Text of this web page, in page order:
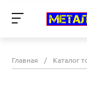
Главная / Каталог